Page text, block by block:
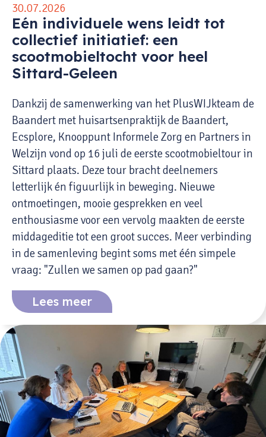
30.07.2026
Eén individuele wens leidt tot
collectief initiatief: een
scootmobieltocht voor heel
Sittard-Geleen
Dankzij de samenwerking van het PlusWIJkteam de
Baandert met huisartsenpraktijk de Baandert,
Ecsplore, Knooppunt Informele Zorg en Partners in
Welzijn vond op 16 juli de eerste scootmobieltour in
Sittard plaats. Deze tour bracht deelnemers
letterlijk én figuurlijk in beweging. Nieuwe
ontmoetingen, mooie gesprekken en veel
enthousiasme voor een vervolg maakten de eerste
middageditie tot een groot succes. Meer verbinding
in de samenleving begint soms met één simpele
vraag: "Zullen we samen op pad gaan?"
Lees meer